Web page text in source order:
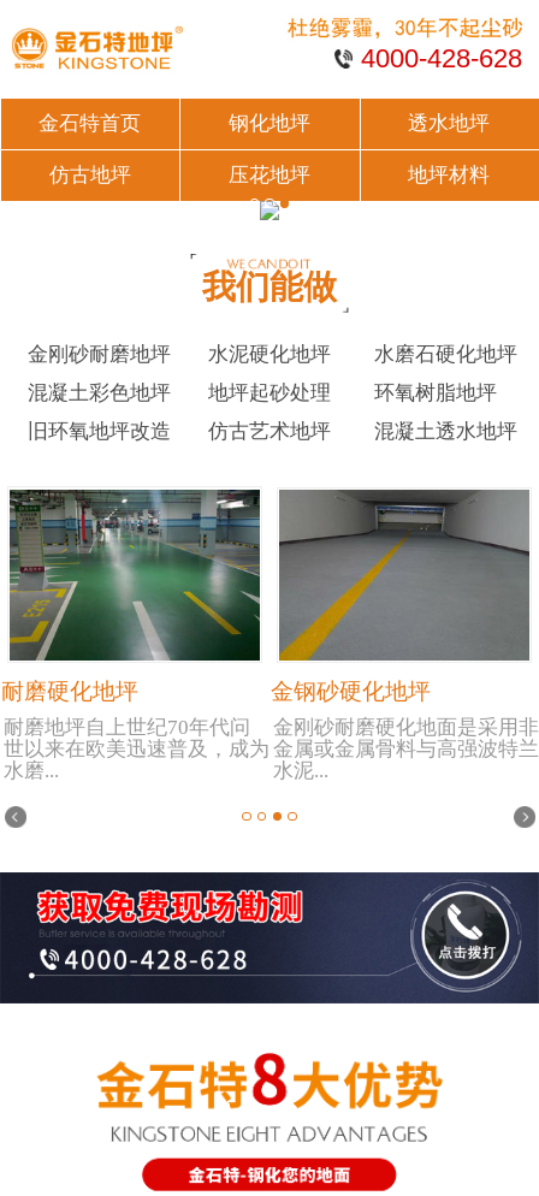
4000-428-628
金石特首页 钢化地坪 透水地坪
仿古地坪 压花地坪 地坪材料
我们能做
金刚砂耐磨地坪 水泥硬化地坪
水磨石硬化地坪
混凝土彩色地坪
地坪起砂处理
环氧树脂地坪
旧环氧地坪改造
仿古艺术地坪 混凝土透水地坪
耐磨硬化地坪
耐磨地坪自上世纪70年代问
世以来在欧美迅速普及，成为
水磨...
金钢砂硬化地坪
金刚砂耐磨硬化地面是采用非
金属或金属骨料与高强波特兰
水泥...